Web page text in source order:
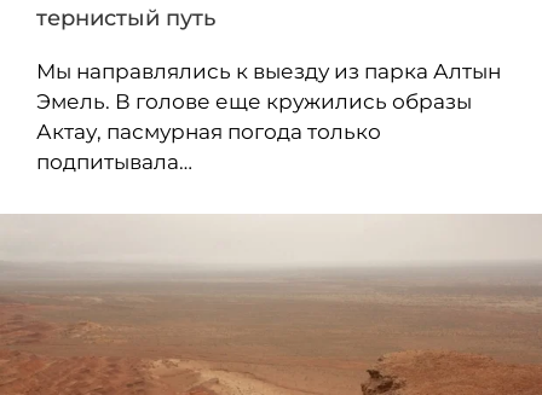
тернистый путь
Мы направлялись к выезду из парка Алтын
Эмель. В голове еще кружились образы
Актау, пасмурная погода только
подпитывала…